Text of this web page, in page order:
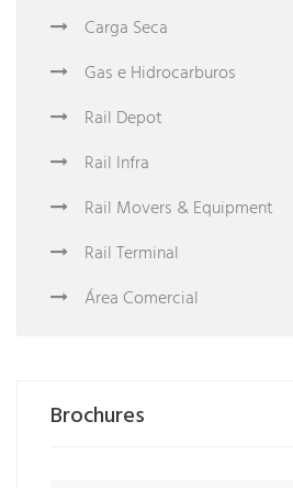
Carga Seca
Gas e Hidrocarburos
Rail Depot
Rail Infra
Rail Movers & Equipment
Rail Terminal
Área Comercial
Brochures